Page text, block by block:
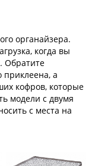
органайзера.
когда вы
Обратите
а
кофров, которые
модели с двумя
с места на